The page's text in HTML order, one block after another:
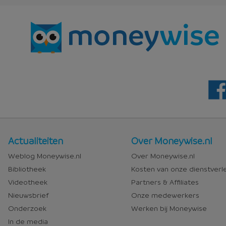
Nieuws
en
media
Actualiteiten
Weblog Moneywise.nl
Bibliotheek
Videotheek
Nieuwsbrief
Onderzoek
In de media
Over
Moneywise
Over Moneywise.nl
Over Moneywise.nl
Kosten van onze
Partners & Affiliates
Onze medewerkers
Werken bij Moneywise